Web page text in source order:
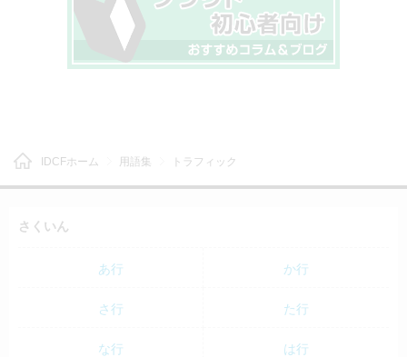
IDCFホーム 用語集 トラフィック
さくいん
あ行 か行
さ行 た行
な行 は行